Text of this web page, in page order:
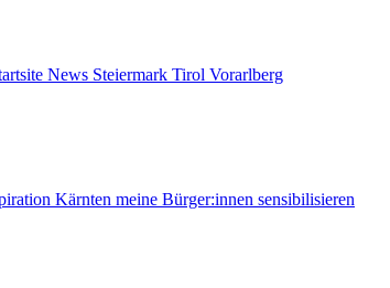
News Steiermark Tirol Vorarlberg
Kärnten meine Bürger:innen sensibilisieren